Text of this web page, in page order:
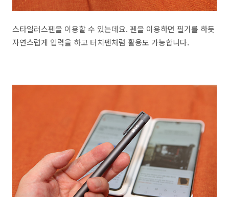
스타일러스펜을 이용할 수 있는데요. 펜을 이용하면 필기를 하듯
자연스럽게 입력을 하고 터치펜처럼 활용도 가능합니다.